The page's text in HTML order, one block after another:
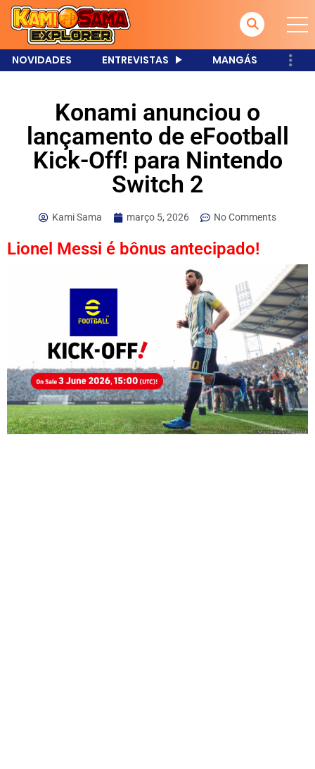
NOVIDADES ENTREVISTAS MANGÁS
Konami anunciou o
lançamento de eFootball
Kick-Off! para Nintendo
Switch 2
Kami Sama março 5, 2026 No Comments
Lionel Messi é bônus antecipado!